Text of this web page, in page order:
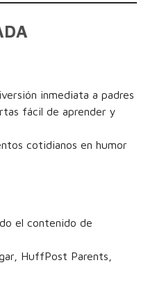
inmediata a padres
fácil de aprender y
cotidianos en humor
el contenido de
HuffPost Parents,